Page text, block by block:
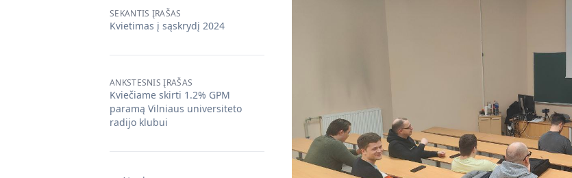
SEKANTIS ĮRAŠAS
Kvietimas į sąskrydį 2024
ANKSTESNIS ĮRAŠAS
Kviečiame skirti 1.2% GPM
paramą Vilniaus universiteto
radijo klubui